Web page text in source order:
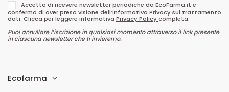
Accetto di ricevere newsletter periodiche da EcoFarma.it e
confermo di aver preso visione dell’informativa Privacy sul trattamento
dati. Clicca per leggere informativa Privacy Policycompleta.
Puoi annullare l’iscrizione in qualsiasi momento attraverso il link presente
in ciascuna newsletter che ti invieremo.
Ecofarma